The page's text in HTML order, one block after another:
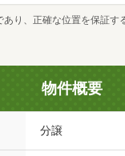
り、正確な位置を保証す
物件概要
分譲